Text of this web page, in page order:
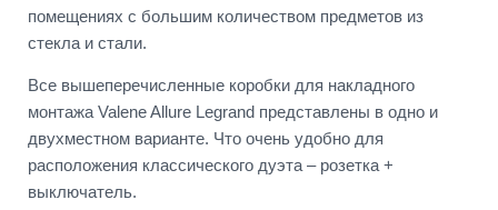
помещениях с большим количеством предметов из
стекла и стали.
Все вышеперечисленные коробки для накладного
монтажа Valene Allure Legrand представлены в одно и
двухместном варианте. Что очень удобно для
расположения классического дуэта – розетка +
выключатель.